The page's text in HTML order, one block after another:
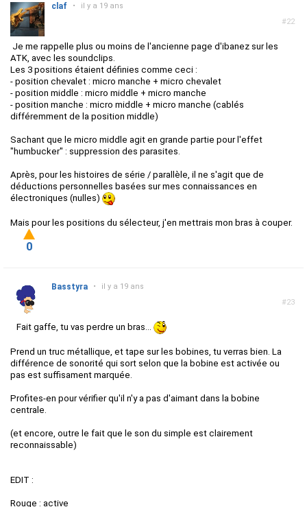
#22
claf • il y a 19 ans
Je me rappelle plus ou moins de l'ancienne page d'ibanez sur les
ATK, avec les soundclips.
Les 3 positions étaient définies comme ceci :
- position chevalet : micro manche + micro chevalet
- position middle : micro middle + micro manche
- position manche : micro middle + micro manche (cablés
différemment de la position middle)
Sachant que le micro middle agit en grande partie pour l'effet
"humbucker" : suppression des parasites.
Après, pour les histoires de série / parallèle, il ne s'agit que de
déductions personnelles basées sur mes connaissances en
électroniques (nulles)
Mais pour les positions du sélecteur, j'en mettrais mon bras à couper.
0
#23
Basstyra • il y a 19 ans
Fait gaffe, tu vas perdre un bras...
Prend un truc métallique, et tape sur les bobines, tu verras bien. La
différence de sonorité qui sort selon que la bobine est activée ou
pas est suffisament marquée.
Profites-en pour vérifier qu'il n'y a pas d'aimant dans la bobine
centrale.
(et encore, outre le fait que le son du simple est clairement
reconnaissable)
EDIT :
Rouge : active